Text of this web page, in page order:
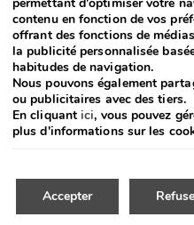
Recevez les
contenu en fonction de vos
offrant des fonctions de
la publicité personnalisée
habitudes de navigation.
Nous pouvons également
ou publicitaires avec des tiers.
En cliquantici, vous pouvez
plus d'informations sur les
Accepter